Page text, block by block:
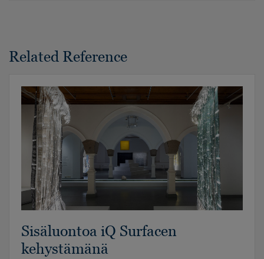
Related Reference
Sisäluontoa iQ Surfacen
kehystämänä